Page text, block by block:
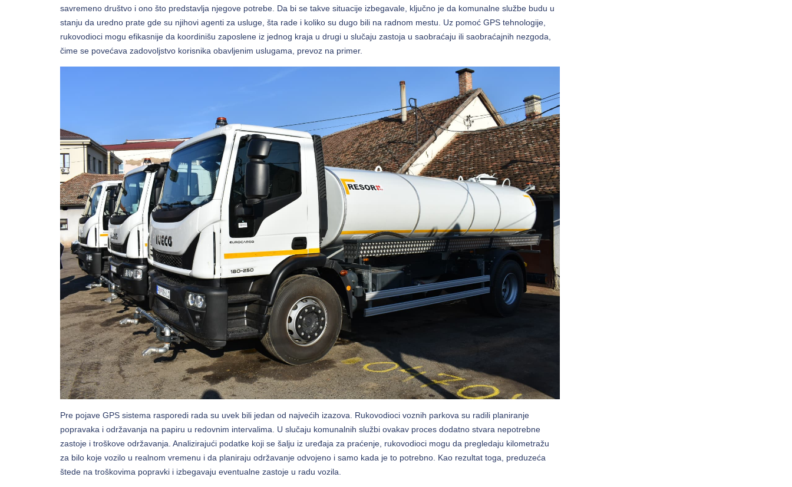
savremeno društvo i ono što predstavlja njegove potrebe. Da bi se takve situacije izbegavale, ključno je da komunalne službe budu u
stanju da uredno prate gde su njihovi agenti za usluge, šta rade i koliko su dugo bili na radnom mestu. Uz pomoć GPS tehnologije,
rukovodioci mogu efikasnije da koordinišu zaposlene iz jednog kraja u drugi u slučaju zastoja u saobraćaju ili saobraćajnih nezgoda,
čime se povećava zadovoljstvo korisnika obavljenim uslugama, prevoz na primer.
Pre pojave GPS sistema rasporedi rada su uvek bili jedan od najvećih izazova. Rukovodioci voznih parkova su radili planiranje
popravaka i održavanja na papiru u redovnim intervalima. U slučaju komunalnih službi ovakav proces dodatno stvara nepotrebne
zastoje i troškove održavanja. Analizirajući podatke koji se šalju iz uređaja za praćenje, rukovodioci mogu da pregledaju kilometražu
za bilo koje vozilo u realnom vremenu i da planiraju održavanje odvojeno i samo kada je to potrebno. Kao rezultat toga, preduzeća
štede na troškovima popravki i izbegavaju eventualne zastoje u radu vozila.